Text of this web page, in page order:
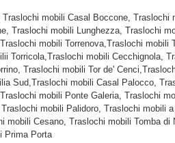
mobili Casal Boccone,
Traslochi mobili Lunghezza, Traslochi
mobili Torrenova,Traslochi mobili
Torricola,Traslochi mobili Cecchignola,
Traslochi mobili Tor de'
Sud,Traslochi mobili Casal Palocco,
mobili Ponte Galeria, Traslochi
mobili Palidoro, Traslochi mobili
Cesano, Traslochi mobili Tomba
Prima Porta